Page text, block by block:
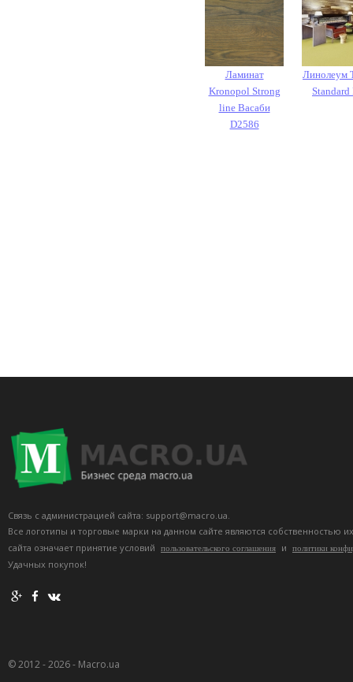
Ламинат
Kronopol Strong
line Васаби
D2586
Линолеум
Standard
Связь с администрацией сайта: support@macro.ua.
Все логотипы и торговые марки на данном сайте являются собственностью
сайта означает принятие условий
пользовательского соглашения и политики
Удачных покупок!
© 2012 - 2026 - Macro.ua